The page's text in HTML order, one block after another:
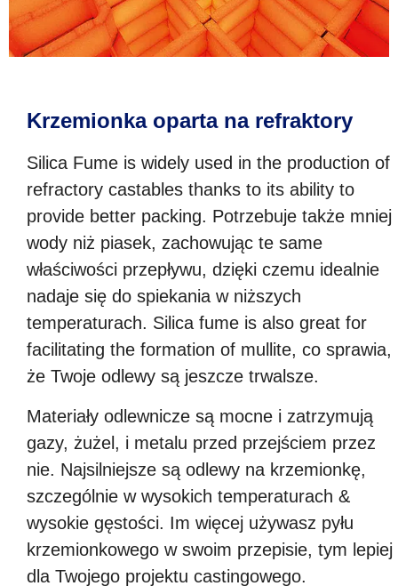
Krzemionka oparta na refraktory
Silica Fume is widely used in the production of
refractory castables thanks to its ability to
provide better packing. Potrzebuje także mniej
wody niż piasek, zachowując te same
właściwości przepływu, dzięki czemu idealnie
nadaje się do spiekania w niższych
temperaturach. Silica fume is also great for
facilitating the formation of mullite, co sprawia,
że ​​Twoje odlewy są jeszcze trwalsze.
Materiały odlewnicze są mocne i zatrzymują
gazy, żużel, i metalu przed przejściem przez
nie. Najsilniejsze są odlewy na krzemionkę,
szczególnie w wysokich temperaturach &
wysokie gęstości. Im więcej używasz pyłu
krzemionkowego w swoim przepisie, tym lepiej
dla Twojego projektu castingowego.